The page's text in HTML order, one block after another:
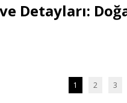
Detayları:
1 2 3